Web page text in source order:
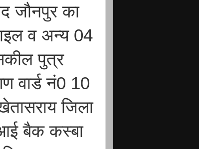
जौनपुर का
व अन्य 04
पुत्र
वार्ड नं0 10
जिला
बैक कस्बा